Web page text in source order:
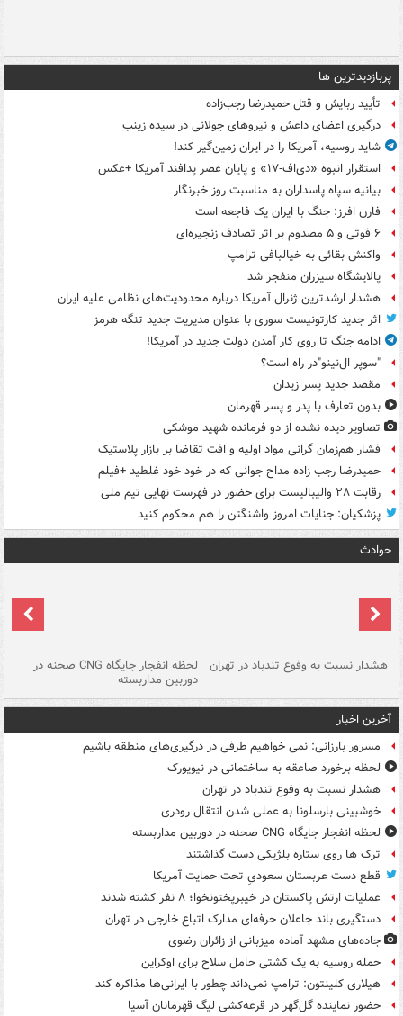
پربازدیدترین ها
تأیید ربایش و قتل حمیدرضا رجب‌زاده
درگیری اعضای داعش و نیروهای جولانی در سیده زینب
شاید روسیه، آمریکا را در ایران زمین‌گیر کند!
استقرار انبوه «دی‌اف‑۱۷» و پایان عصر پدافند آمریکا +عکس
بیانیه سپاه پاسداران به مناسبت روز خبرنگار
فارن افرز: جنگ با ایران یک فاجعه است
۶ فوتی و ۵ مصدوم بر اثر تصادف زنجیره‌ای
واکنش بقائی به خیالبافی ترامپ
پالایشگاه سیزران منفجر شد
هشدار ارشدترین ژنرال آمریکا درباره محدودیت‌های نظامی علیه ایران
اثر جدید کارتونیست سوری با عنوان مدیریت جدید تنگه هرمز
ادامه جنگ تا روی کار آمدن دولت جدید در آمریکا!
"سوپر ال‌نینو"در راه است؟
مقصد جدید پسر زیدان
بدون تعارف با پدر و پسر قهرمان
تصاویر دیده‌ نشده از دو فرمانده شهید موشکی
فشار هم‌زمان گرانی مواد اولیه و افت تقاضا بر بازار پلاستیک
حمیدرضا رجب زاده مداح جوانی که در خود خود غلطید +فیلم
رقابت ۲۸ والیبالیست برای حضور در فهرست نهایی تیم ملی
پزشکیان: جنایات امروز واشنگتن را هم محکوم کنید
حوادث
هشدار نسبت به وفوع تندباد در تهران لحظه انفجار جایگاه CNG صحنه در
دوربین مداربسته
آخرین اخبار
مسرور بارزانی: نمی خواهیم طرفی در درگیری‌های منطقه باشیم
لحظه برخورد صاعقه به ساختمانی در نیویورک
هشدار نسبت به وفوع تندباد در تهران
خوشبینی بارسلونا به عملی شدن انتقال رودری
لحظه انفجار جایگاه CNG صحنه در دوربین مداربسته
ترک ها روی ستاره بلژیکی دست گذاشتند
قطع دست عربستان سعودیِ تحت حمایت آمریکا
عملیات ارتش پاکستان در خیبرپختونخوا؛ ۸ نفر کشته شدند
دستگیری باند جاعلان حرفه‌ای مدارک اتباع خارجی در تهران
جاده‌های مشهد آماده میزبانی از زائران رضوی
حمله روسیه به یک کشتی حامل سلاح برای اوکراین
هیلاری کلینتون: ترامپ نمی‌داند چطور با ایرانی‌ها مذاکره کند
حضور نماینده گل‌گهر در قرعه‌کشی لیگ قهرمانان آسیا